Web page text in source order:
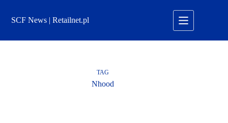
treściSCF News | Retailnet.pl
TAG
Nhood